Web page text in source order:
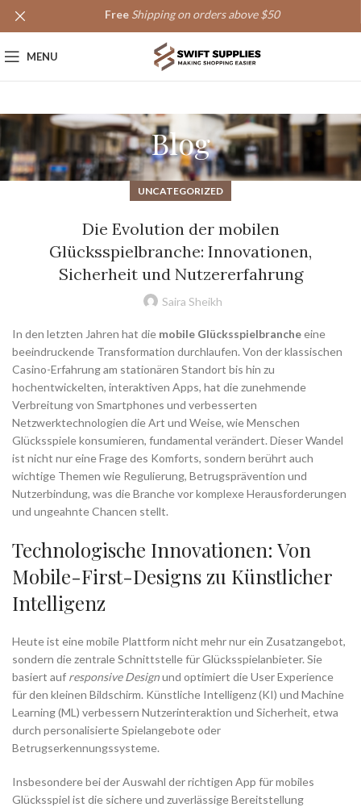
MENU
Blog
UNCATEGORIZED
Die Evolution der mobilen
Glücksspielbranche: Innovationen,
Sicherheit und Nutzererfahrung
Saira Sheikh
In den letzten Jahren hat die mobile Glücksspielbrancheeine
beeindruckende Transformation durchlaufen. Von der klassischen
Casino-Erfahrung am stationären Standort bis hin zu
hochentwickelten, interaktiven Apps, hat die zunehmende
Verbreitung von Smartphones und verbesserten
Netzwerktechnologien die Art und Weise, wie Menschen
Glücksspiele konsumieren, fundamental verändert. Dieser Wandel
ist nicht nur eine Frage des Komforts, sondern berührt auch
wichtige Themen wie Regulierung, Betrugsprävention und
Nutzerbindung, was die Branche vor komplexe Herausforderungen
und ungeahnte Chancen stellt.
Technologische Innovationen: Von
Mobile-First-Designs zu Künstlicher
Intelligenz
Heute ist eine mobile Plattform nicht mehr nur ein Zusatzangebot,
sondern die zentrale Schnittstelle für Glücksspielanbieter. Sie
basiert auf responsive Designund optimiert die User Experience
für den kleinen Bildschirm. Künstliche Intelligenz (KI) und Machine
Learning (ML) verbessern Nutzerinteraktion und Sicherheit, etwa
durch personalisierte Spielangebote oder
Betrugserkennungssysteme.
Insbesondere bei der Auswahl der richtigen App für mobiles
Glücksspiel ist die sichere und zuverlässige Bereitstellung
Free Shipping on orders above $50